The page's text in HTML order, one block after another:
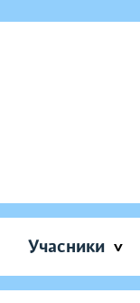
Учасники